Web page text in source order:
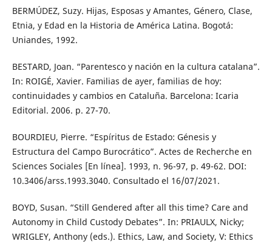
BERMÚDEZ, Suzy. Hijas, Esposas y Amantes, Género, Clase,
Etnia, y Edad en la Historia de América Latina. Bogotá:
Uniandes, 1992.
BESTARD, Joan. “Parentesco y nación en la cultura catalana”.
In: ROIGÉ, Xavier. Familias de ayer, familias de hoy:
continuidades y cambios en Cataluña. Barcelona: Icaria
Editorial. 2006. p. 27-70.
BOURDIEU, Pierre. “Espíritus de Estado: Génesis y
Estructura del Campo Burocrático”. Actes de Recherche en
Sciences Sociales [En línea]. 1993, n. 96-97, p. 49-62. DOI:
10.3406/arss.1993.3040. Consultado el 16/07/2021.
BOYD, Susan. “Still Gendered after all this time? Care and
Autonomy in Child Custody Debates”. In: PRIAULX, Nicky;
WRIGLEY, Anthony (eds.). Ethics, Law, and Society, V: Ethics